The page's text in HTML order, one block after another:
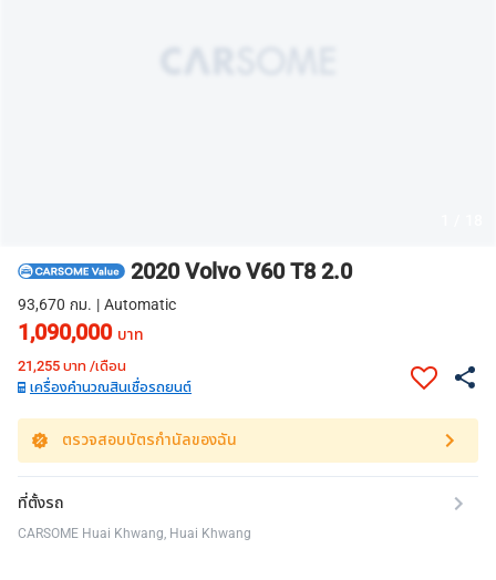
2020 Volvo V60 T8 2.0
93,670 กม. | Automatic
1,090,000 บาท
21,255บาท /เดือน
เครื่องคำนวณสินเชื่อรถยนต์
ตรวจสอบบัตรกำนัลของฉัน
ที่ตั้งรถ
CARSOME Huai Khwang, Huai Khwang